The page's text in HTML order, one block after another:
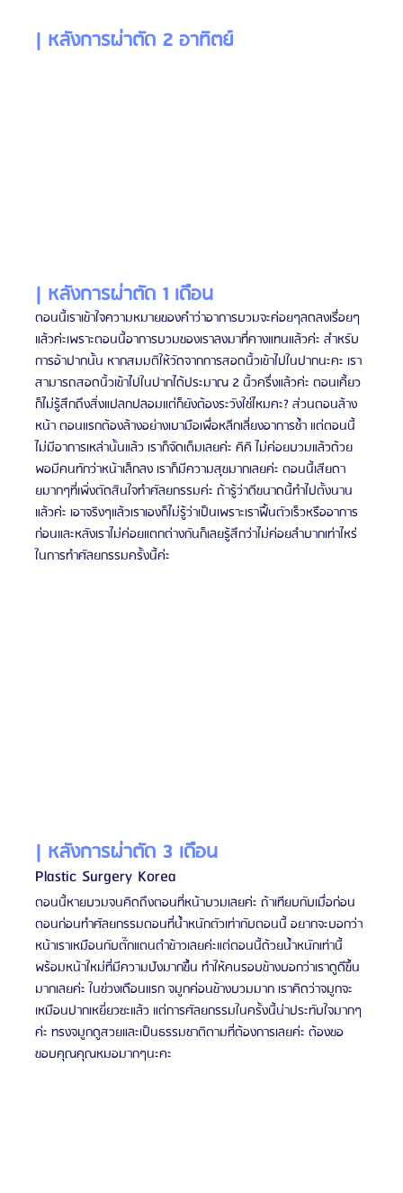
| หลังการผ่าตัด 2 อาทิตย์
| หลังการผ่าตัด 1 เดือน
ตอนนี้เราเข้าใจความหมายของคำว่าอาการบวมจะค่อยๆลดลงเรื่อยๆ
แล้วค่ะเพราะตอนนี้อาการบวมของเราลงมาที่คางแทนแล้วค่ะ สำหรับ
การอ้าปากนั้น หากสมมติให้วัดจากการสอดนิ้วเข้าไปในปากนะคะ เรา
สามารถสอดนิ้วเข้าไปในปากได้ประมาณ 2 นิ้วครึ่งแล้วค่ะ ตอนเคี้ยว
ก็ไม่รู้สึกถึงสิ่งแปลกปลอมแต่ก็ยังต้องระวังใช่ไหมคะ? ส่วนตอนล้าง
หน้า ตอนแรกต้องล้างอย่างเบามือเพื่อหลีกเลี่ยงอาการช้ำ แต่ตอนนี้
ไม่มีอาการเหล่านั้นแล้ว เราก็จัดเต็มเลยค่ะ คิคิ ไม่ค่อยบวมแล้วด้วย
พอมีคนทักว่าหน้าเล็กลง เราก็มีความสุขมากเลยค่ะ ตอนนี้เสียดา
ยมากๆที่เพิ่งตัดสินใจทำศัลยกรรมค่ะ ถ้ารู้ว่าดีขนาดนี้ทำไปตั้งนาน
แล้วค่ะ เอาจริงๆแล้วเราเองก็ไม่รู้ว่าเป็นเพราะเราฟื้นตัวเร็วหรืออาการ
ก่อนและหลังเราไม่ค่อยแตกต่างกันก็เลยรู้สึกว่าไม่ค่อยลำบากเท่าไหร่
ในการทำศัลยกรรมครั้งนี้ค่ะ
| หลังการผ่าตัด 3 เดือน
Plastic Surgery Korea
ตอนนี้หายบวมจนคิดถึงตอนที่หน้าบวมเลยค่ะ ถ้าเทียบกับเมื่อก่อน
ตอนก่อนทำศัลยกรรมตอนที่น้ำหนักตัวเท่ากับตอนนี้ อยากจะบอกว่า
หน้าเราเหมือนกับตั๊กแตนตำข้าวเลยค่ะแต่ตอนนี้ด้วยน้ำหนักเท่านี้
พร้อมหน้าใหม่ที่มีความปังมากขึ้่น ทำให้คนรอบข้างบอกว่าเราดูดีขึ้น
มากเลยค่ะ ในฃ่วงเดือนแรก จมูกค่อนข้างบวมมาก เราคิดว่าจมูกจะ
เหมือนปากเหยี่ยวซะแล้ว แต่การศัลยกรรมในครั้งนี้น่าประทับใจมากๆ
ค่ะ ทรงจมูกดูสวยและเป็นธรรมชาติตามที่ต้องการเลยค่ะ ต้องขอ
ขอบคุณคุณหมอมากๆนะคะ